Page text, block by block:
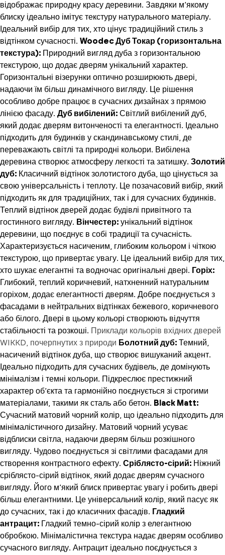
відображає природну красу деревини. Завдяки м’якому
блиску ідеально імітує текстуру натурального матеріалу.
Ідеальний вибір для тих, хто цінує традиційний стиль з
відтінком сучасності. Woodec Дуб Токар (горизонтальна
текстура): Природний вигляд дуба з горизонтальною
текстурою, що додає дверям унікальний характер.
Горизонтальні візерунки оптично розширюють двері,
надаючи їм більш динамічного вигляду. Це рішення
особливо добре працює в сучасних дизайнах з прямою
лінією фасаду. Дуб вибілений: Світлий вибілений дуб,
який додає дверям витонченості та елегантності. Ідеально
підходить для будинків у скандинавському стилі, де
переважають світлі та природні кольори. Вибілена
деревина створює атмосферу легкості та затишку. Золотий
дуб: Класичний відтінок золотистого дуба, що цінується за
свою універсальність і теплоту. Це позачасовий вибір, який
підходить як для традиційних, так і для сучасних будинків.
Теплий відтінок дверей додає будівлі привітного та
гостинного вигляду. Вінчестер: унікальний відтінок
деревини, що поєднує в собі традиції та сучасність.
Характеризується насиченим, глибоким кольором і чіткою
текстурою, що привертає увагу. Це ідеальний вибір для тих,
хто шукає елегантні та водночас оригінальні двері. Горіх:
Глибокий, теплий коричневий, натхненний натуральним
горіхом, додає елегантності дверям. Добре поєднується з
фасадами в нейтральних відтінках бежевого, коричневого
або білого. Двері в цьому кольорі створюють відчуття
стабільності та розкоші. Приклади кольорів вхідних дверей
WIKKD, почерпнутих з природи Болотний дуб: Темний,
насичений відтінок дуба, що створює вишуканий акцент.
Ідеально підходить для сучасних будівель, де домінують
мінімалізм і темні кольори. Підкреслює престижний
характер об’єкта та гармонійно поєднується зі строгими
матеріалами, такими як сталь або бетон. Black Matt:
Сучасний матовий чорний колір, що ідеально підходить для
мінімалістичного дизайну. Матовий чорний усуває
відблиски світла, надаючи дверям більш розкішного
вигляду. Чудово поєднується зі світлими фасадами для
створення контрастного ефекту. Сріблясто-сірий: Ніжний
сріблясто-сірий відтінок, який додає дверям сучасного
вигляду. Його м’який блиск привертає увагу і робить двері
більш елегантними. Це універсальний колір, який пасує як
до сучасних, так і до класичних фасадів. Гладкий
антрацит: Гладкий темно-сірий колір з елегантною
обробкою. Мінімалістична текстура надає дверям особливо
сучасного вигляду. Антрацит ідеально поєднується з